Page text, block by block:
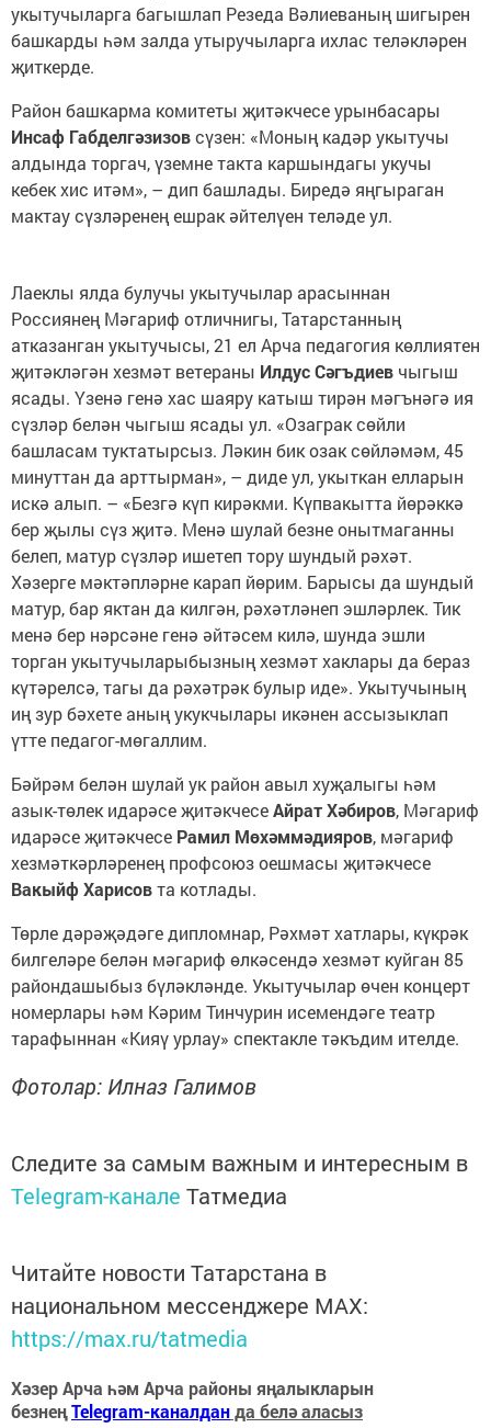
укытучыларга багышлап Резеда Вәлиеваның шигырен
башкарды һәм залда утыручыларга ихлас теләкләрен
җиткерде.
Район башкарма комитеты җитәкчесе урынбасары
Инсаф Габделгәзизовсүзен: «Моның кадәр укытучы
алдында торгач, үземне такта каршындагы укучы
кебек хис итәм», – дип башлады. Биредә яңгыраган
мактау сүзләренең ешрак әйтелүен теләде ул.
Лаеклы ялда булучы укытучылар арасыннан
Россиянең Мәгариф отличнигы, Татарстанның
атказанган укытучысы, 21 ел Арча педагогия көллиятен
җитәкләгән хезмәт ветераны Илдус Сәгъдиев чыгыш
ясады. Үзенә генә хас шаяру катыш тирән мәгънәгә ия
сүзләр белән чыгыш ясады ул. «Озаграк сөйли
башласам туктатырсыз. Ләкин бик озак сөйләмәм, 45
минуттан да арттырман», – диде ул, укыткан елларын
искә алып. – «Безгә күп кирәкми. Күпвакытта йөрәккә
бер җылы сүз җитә. Менә шулай безне онытмаганны
белеп, матур сүзләр ишетеп тору шундый рәхәт.
Хәзерге мәктәпләрне карап йөрим. Барысы да шундый
матур, бар яктан да килгән, рәхәтләнеп эшләрлек. Тик
менә бер нәрсәне генә әйтәсем килә, шунда эшли
торган укытучыларыбызның хезмәт хаклары да бераз
күтәрелсә, тагы да рәхәтрәк булыр иде». Укытучының
иң зур бәхете аның укукчылары икәнен ассызыклап
үтте педагог-мөгаллим.
Бәйрәм белән шулай ук район авыл хуҗалыгы һәм
азык-төлек идарәсе җитәкчесеАйрат Хәбиров, Мәгариф
идарәсе җитәкчесе Рамил Мөхәммәдияров, мәгариф
хезмәткәрләренең профсоюз оешмасы җитәкчесе
Вакыйф Харисовта котлады.
Төрле дәрәҗәдәге дипломнар, Рәхмәт хатлары, күкрәк
билгеләре белән мәгариф өлкәсендә хезмәт куйган 85
райондашыбыз бүләкләнде. Укытучылар өчен концерт
номерлары һәм Кәрим Тинчурин исемендәге театр
тарафыннан «Кияү урлау» спектакле тәкъдим ителде.
Фотолар: Илназ Галимов
Следите за самым важным и интересным в
Telegram-канале Татмедиа
Читайте новости Татарстана в
национальном мессенджере MАХ:
https://max.ru/tatmedia
Хәзер Арча һәм Арча районы яңалыкларын
безнеңTelegram-каналданда белә аласыз